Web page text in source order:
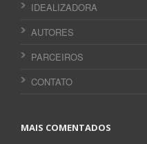
IDEALIZADORA
AUTORES
PARCEIROS
CONTATO
MAIS COMENTADOS